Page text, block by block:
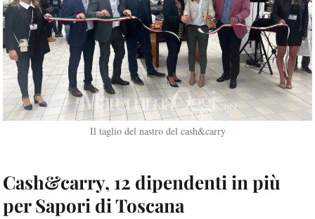
Il taglio del nastro del cash&carry
Cash&carry, 12 dipendenti in più
per Sapori di Toscana